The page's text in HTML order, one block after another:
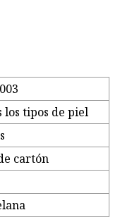
los tipos de piel
cartón